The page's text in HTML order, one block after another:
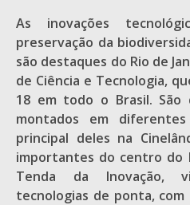
As inovações
preservação da
são destaques do Rio de
de Ciência e Tecnologia,
18 em todo o Brasil.
montados em
principal deles na
importantes do centro do
Tenda da Inovação,
tecnologias de ponta,